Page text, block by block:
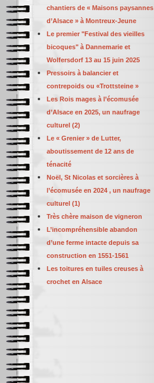
chantiers de « Maisons paysannes
d’Alsace » à Montreux-Jeune
Le premier "Festival des vieilles
bicoques" à Dannemarie et
Wolfersdorf 13 au 15 juin 2025
Pressoirs à balancier et
contrepoids ou «Trottsteine »
Les Rois mages à l’écomusée
d’Alsace en 2025, un naufrage
culturel (2)
Le « Grenier » de Lutter,
aboutissement de 12 ans de
ténacité
Noël, St Nicolas et sorcières à
l’écomusée en 2024 , un naufrage
culturel (1)
Très chère maison de vigneron
L’incompréhensible abandon
d’une ferme intacte depuis sa
construction en 1551-1561
Les toitures en tuiles creuses à
crochet en Alsace